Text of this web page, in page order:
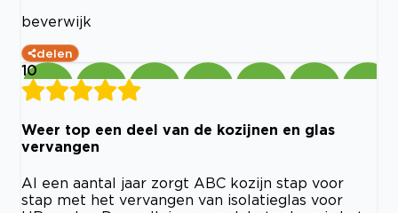
beverwijk
delen
10
Weer top een deel van de kozijnen en glas
vervangen
Al een aantal jaar zorgt ABC kozijn stap voor
stap met het vervangen van isolatieglas voor